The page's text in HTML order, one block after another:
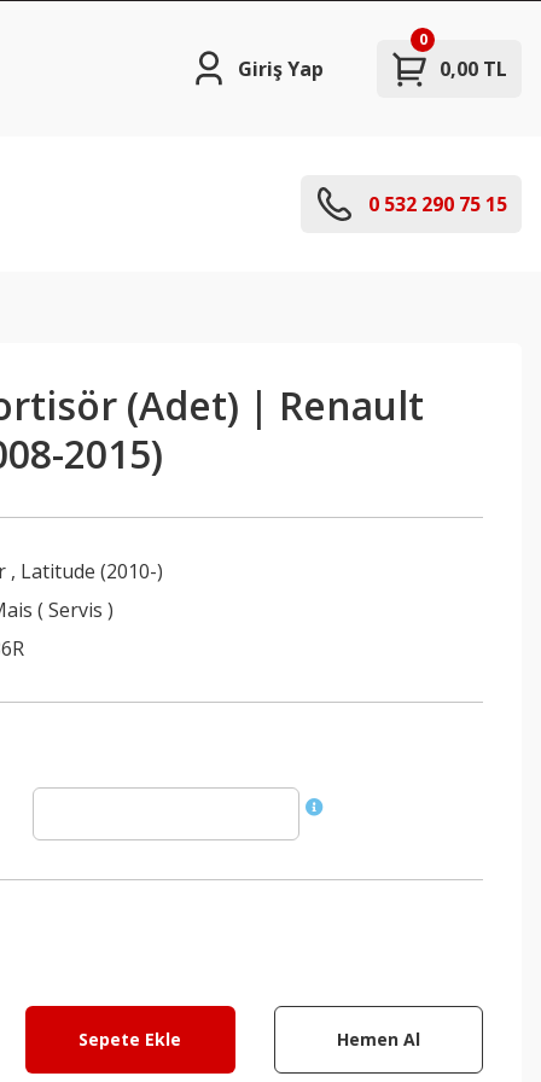
Giriş Yap 0,00 TL
0
0 532 290 75 15
(Adet) | Renault
2015)
, Latitude (2010-)
( Servis )
Sepete Ekle Hemen Al